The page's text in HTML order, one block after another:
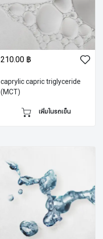
210.00 ฿
caprylic capric triglyceride
(MCT)
เพิ่มในรถเข็น